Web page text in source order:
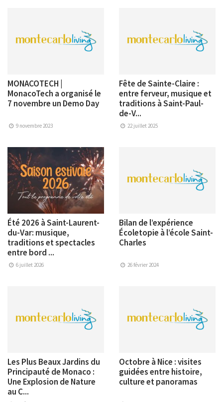
MONACOTECH |
MonacoTech a organisé le
7 novembre un Demo Day
9 novembre 2023
Fête de Sainte-Claire :
entre ferveur, musique et
traditions à Saint-Paul-
de-V...
22 juillet 2025
Été 2026 à Saint-Laurent-
du-Var: musique,
traditions et spectacles
entre bord ...
6 juillet 2026
Bilan de l’expérience
Écoletopie à l’école Saint-
Charles
26 février 2024
Les Plus Beaux Jardins du
Principauté de Monaco :
Une Explosion de Nature
au C...
Octobre à Nice : visites
guidées entre histoire,
culture et panoramas